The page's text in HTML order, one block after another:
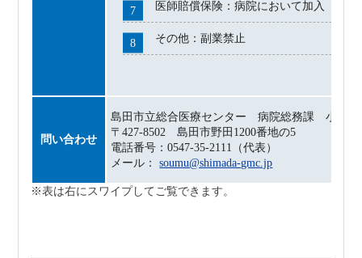
医師賠償保険：病院において加入
その他：副業禁止
問い合わせ
島田市立総合医療センター 病院総務課 小野
〒427-8502 島田市野田1200番地の5
電話番号：0547-35-2111（代表）
メール：soumu@shimada-gmc.jp